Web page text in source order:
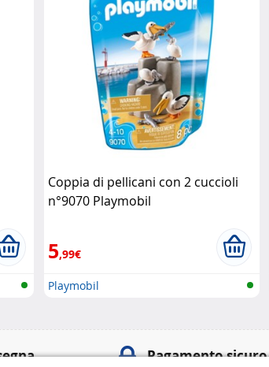
Coppia di pellicani con 2 cuccioli
n°9070 Playmobil
5,99€
Playmobil
Pagamento sicuro